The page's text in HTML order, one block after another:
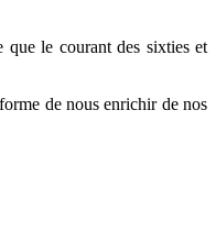
que le courant des sixties et
de nous enrichir de nos